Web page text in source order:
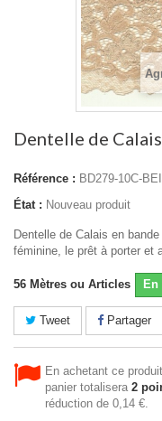
Dentelle de Calais
Référence : BD279-10C-
État : Nouveau produit
Dentelle de Calais en
féminine, le prêt à porter et
56 Mètres ou Articles En
Tweet Partager
En achetant ce
panier totalisera 2
réduction de 0,14 €.